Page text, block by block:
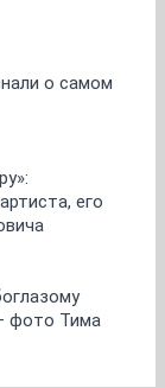
о самом
его
фото Тима